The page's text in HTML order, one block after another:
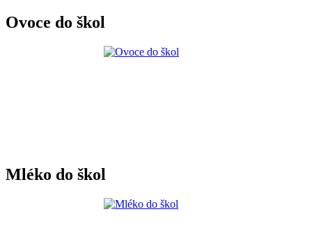
Ovoce do škol
Mléko do škol